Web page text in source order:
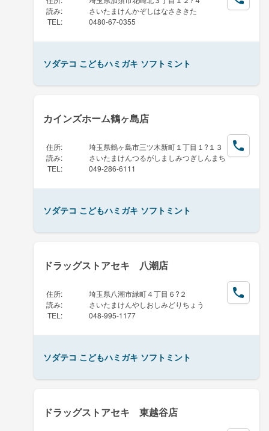
読み:
さいたまけんかぞしはなさききた
TEL : 0480-67-0355
ソダテコ こどもハミガキ ソフトミント
カインズホーム鶴ヶ島店
住所:
埼玉県鶴ヶ島市三ツ木新町１丁目１?１３
読み:
さいたまけんつるがしましみつぎしんまち
TEL : 049-286-6111
ソダテコ こどもハミガキ ソフトミント
ドラッグストアセキ 八潮店
住所:
埼玉県八潮市緑町４丁目６?２
読み:
さいたまけんやしおしみどりちょう
TEL : 048-995-1177
ソダテコ こどもハミガキ ソフトミント
ドラッグストアセキ 東越谷店